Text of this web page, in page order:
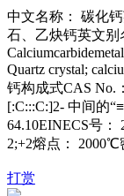
中文名称： 碳化
石、乙炔钙英文别
Calciumcarbideme
Quartz crystal;
钙构成式CAS No.
[:C:::C:]2- 中间的
64.10EINECS号：
2;+2熔点： 2000℃
打赏